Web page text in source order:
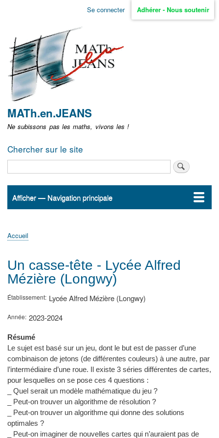
Aller
non
identifié
Se connecter Adhérer - Nous soutenir
MATh.en.JEANS
Ne subissons pas les maths, vivons les !
Chercher sur le site
Navigation
Afficher — Navigation principale
Accueil
ActualitésMATh.en.JEANS ?
Régions et Ateliers
Créer, gérer un atelier
Sujets/Publications
Congrès
d'Ariane
Accueil
Un casse-tête - Lycée Alfred
Mézière (Longwy)
Établissement Lycée Alfred Mézière (Longwy)
Année 2023-2024
Résumé
Le sujet est basé sur un jeu, dont le but est de passer d’une
combinaison de jetons (de différentes couleurs) à une autre, par
l’intermédiaire d’une roue. Il existe 3 séries différentes de cartes,
pour lesquelles on se pose ces 4 questions :
_ Quel serait un modèle mathématique du jeu ?
_ Peut-on trouver un algorithme de résolution ?
_ Peut-on trouver un algorithme qui donne des solutions
optimales ?
_ Peut-on imaginer de nouvelles cartes qui n’auraient pas de